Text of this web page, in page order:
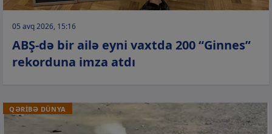
05 avq 2026, 15:16
ABŞ-də bir ailə eyni vaxtda 200 “Ginnes”
rekorduna imza atdı
QƏRİBƏ DÜNYA